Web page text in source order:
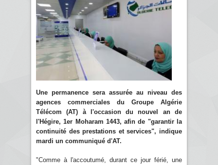
Une permanence sera assurée au niveau des
agences commerciales du Groupe Algérie
Télécom (AT) à l'occasion du nouvel an de
l'Hégire, 1er Moharam 1443, afin de "garantir la
continuité des prestations et services", indique
mardi un communiqué d'AT.
"Comme à l'accoutumé, durant ce jour férié, une